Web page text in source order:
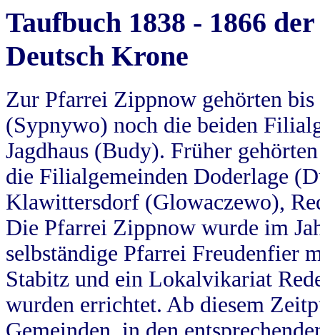
Taufbuch 1838 - 1866
Deutsch Krone
Zur Pfarrei Zippnow gehörten
(Sypnywo) noch die beiden
Jagdhaus (Budy). Früher
die Filialgemeinden Doderlage
Klawittersdorf (Glowaczewo),
Die Pfarrei Zippnow wurde im
selbständige Pfarrei Freudenfier
Stabitz und ein Lokalvikariat
wurden errichtet. Ab diesem